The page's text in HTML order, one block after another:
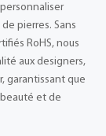
pierres. Sans
RoHS, nous
aux designers,
garantissant que
et de